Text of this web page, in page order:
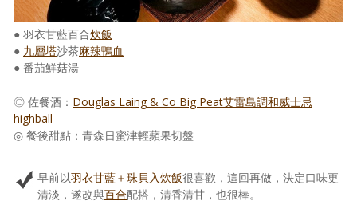
● 羽衣甘藍百合炊飯
● 九層塔沙茶麻辣鴨血
● 番茄鮮菇湯
◎ 佐餐酒： Douglas Laing & Co Big Peat艾雷島調和威士忌
highball
◎ 餐後甜點：青森日蜜津輕蘋果切盤
早前以羽衣甘藍＋珠貝入炊飯很喜歡，這回再做，決定口味更
清淡，遂改與百合配搭，清香清甘，也很棒。